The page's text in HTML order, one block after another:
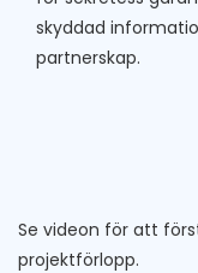
skyddad
partnerskap.
Se videon för att
projektförlopp.